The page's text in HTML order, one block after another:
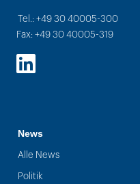
Tel.: +49 30 40005-300
Fax: +49 30 40005-319
LinkedIn
News
Alle News
Politik